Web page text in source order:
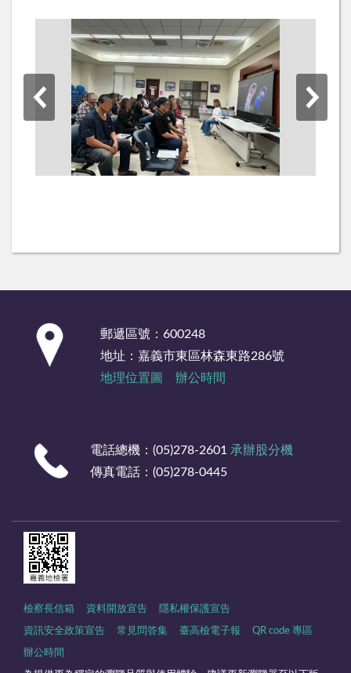
郵遞區號：600248
地址：嘉義市東區林森東路286號
地理位置圖
辦公時間
電話總機：(05)278-2601 承辦股分機
傳真電話：(05)278-0445
檢察長信箱 資料開放宣告 隱私權保護宣告
資訊安全政策宣告 常見問答集 臺高檢電子報 QR code 專區
辦公時間